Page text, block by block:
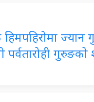
हिमपहिरोमा ज्यान
पर्वतारोही